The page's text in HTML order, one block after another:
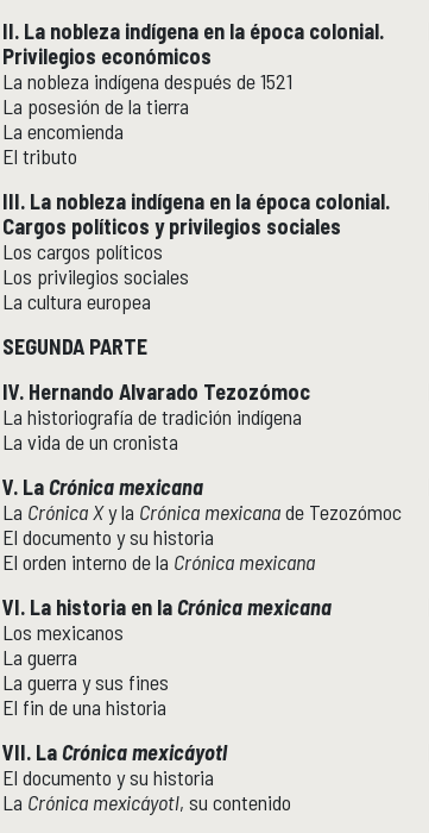
II. La nobleza indígena en la época colonial.
Privilegios económicos
La nobleza indígena después de 1521
La posesión de la tierra
La encomienda
El tributo
III. La nobleza indígena en la época colonial.
Cargos políticos y privilegios sociales
Los cargos políticos
Los privilegios sociales
La cultura europea
SEGUNDA PARTE
IV. Hernando Alvarado Tezozómoc
La historiografía de tradición indígena
La vida de un cronista
V. LaCrónica mexicana
La Crónica Xy la Crónica mexicanade Tezozómoc
El documento y su historia
El orden interno de la Crónica mexicana
VI. La historia en laCrónica mexicana
Los mexicanos
La guerra
La guerra y sus fines
El fin de una historia
VII. LaCrónica mexicáyotl
El documento y su historia
La Crónica mexicáyotl, su contenido